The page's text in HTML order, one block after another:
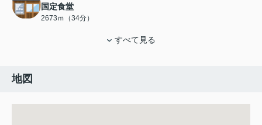
国定食堂
2673ｍ（34分）
すべて見る
地図